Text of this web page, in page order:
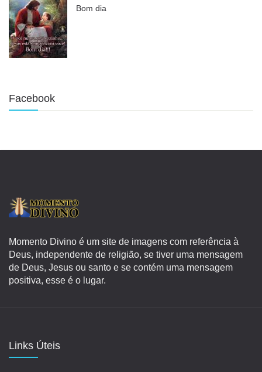
Bom dia
Facebook
Momento Divino é um site de imagens com referência à
Deus, independente de religião, se tiver uma mensagem
de Deus, Jesus ou santo e se contém uma mensagem
positiva, esse é o lugar.
Links Úteis